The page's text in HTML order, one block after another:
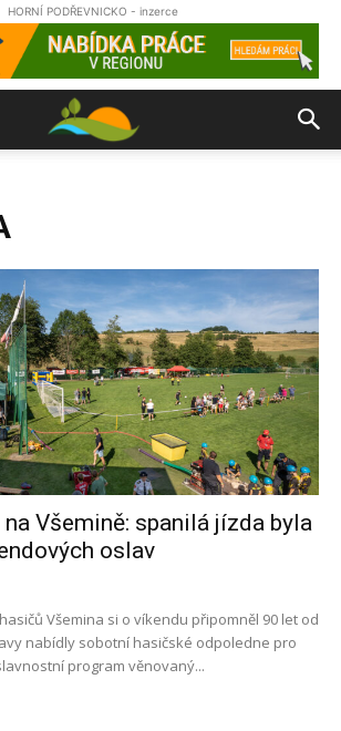
HORNÍ PODŘEVNICKO - inzerce
Všemině: spanilá jízda byla
oslav
Všemina si o víkendu připomněl 90 let od
nabídly sobotní hasičské odpoledne pro
program věnovaný...